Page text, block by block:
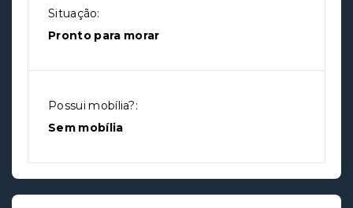
Situação:
Pronto para morar
Possui mobília?:
Sem mobília